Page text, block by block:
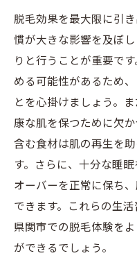
脱毛効果を最大限に引
慣が大きな影響を及ぼ
りと行うことが重要で
める可能性があるため
とを心掛けましょう。
康な肌を保つために欠
含む食材は肌の再生を
す。さらに、十分な睡
オーバーを正常に保ち
できます。これらの生
県関市での脱毛体験を
ができるでしょう。